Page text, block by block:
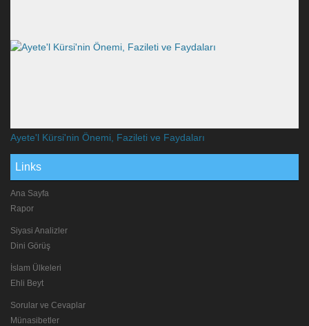
Ayete'l Kürsi'nin Önemi, Fazileti ve Faydaları
Links
Ana Sayfa
Rapor
Siyasi Analizler
Dini Görüş
İslam Ülkeleri
Ehli Beyt
Sorular ve Cevaplar
Münasibetler